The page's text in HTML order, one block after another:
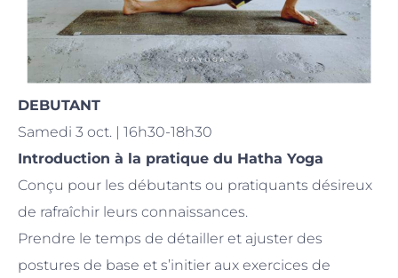
DEBUTANT
Samedi 3 oct. | 16h30-18h30
Introduction à la pratique du Hatha Yoga
Conçu pour les débutants ou pratiquants désireux
de rafraîchir leurs connaissances.
Prendre le temps de détailler et ajuster des
postures de base et s’initier aux exercices de